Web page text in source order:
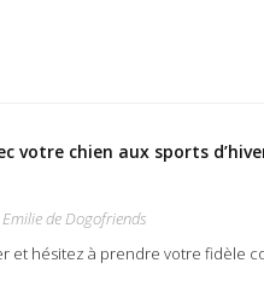
votre chien aux sports
Emilie de Dogofriends
et hésitez à prendre votre fidèle